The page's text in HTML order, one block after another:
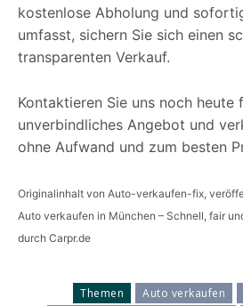
kostenlose Abholung und
umfasst, sichern Sie sich einen
transparenten Verkauf.
Kontaktieren Sie uns noch heute
unverbindliches Angebot und
ohne Aufwand und zum besten
Originalinhalt von Auto-verkaufen-fix,
Auto verkaufen in München – Schnell, fair
durch Carpr.de
Themen Auto verkaufen